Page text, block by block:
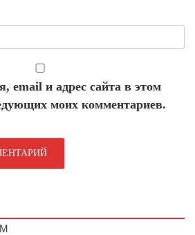
email и адрес сайта в этом
моих комментариев.